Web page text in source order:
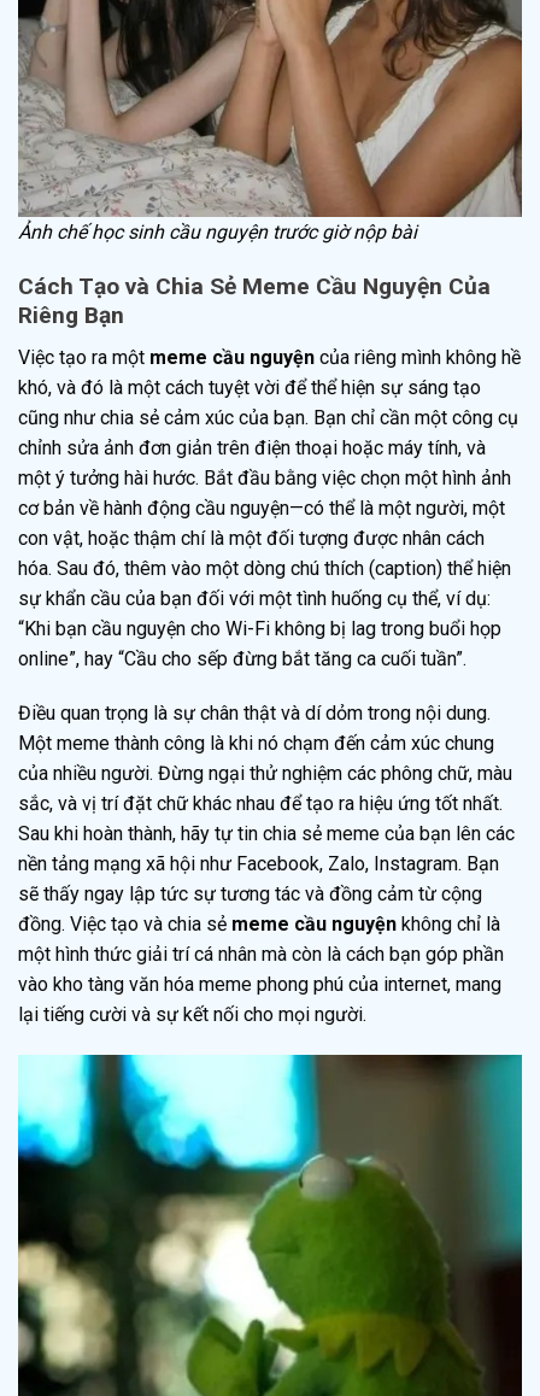
Ảnh chế học sinh cầu nguyện trước giờ nộp bài
Cách Tạo và Chia Sẻ Meme Cầu Nguyện Của
Riêng Bạn
Việc tạo ra một meme cầu nguyện của riêng mình không hề
khó, và đó là một cách tuyệt vời để thể hiện sự sáng tạo
cũng như chia sẻ cảm xúc của bạn. Bạn chỉ cần một công cụ
chỉnh sửa ảnh đơn giản trên điện thoại hoặc máy tính, và
một ý tưởng hài hước. Bắt đầu bằng việc chọn một hình ảnh
cơ bản về hành động cầu nguyện—có thể là một người, một
con vật, hoặc thậm chí là một đối tượng được nhân cách
hóa. Sau đó, thêm vào một dòng chú thích (caption) thể hiện
sự khẩn cầu của bạn đối với một tình huống cụ thể, ví dụ:
“Khi bạn cầu nguyện cho Wi-Fi không bị lag trong buổi họp
online”, hay “Cầu cho sếp đừng bắt tăng ca cuối tuần”.
Điều quan trọng là sự chân thật và dí dỏm trong nội dung.
Một meme thành công là khi nó chạm đến cảm xúc chung
của nhiều người. Đừng ngại thử nghiệm các phông chữ, màu
sắc, và vị trí đặt chữ khác nhau để tạo ra hiệu ứng tốt nhất.
Sau khi hoàn thành, hãy tự tin chia sẻ meme của bạn lên các
nền tảng mạng xã hội như Facebook, Zalo, Instagram. Bạn
sẽ thấy ngay lập tức sự tương tác và đồng cảm từ cộng
đồng. Việc tạo và chia sẻ meme cầu nguyện không chỉ là
một hình thức giải trí cá nhân mà còn là cách bạn góp phần
vào kho tàng văn hóa meme phong phú của internet, mang
lại tiếng cười và sự kết nối cho mọi người.